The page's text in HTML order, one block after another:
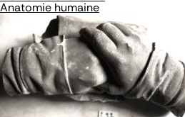
Anatomie humaine